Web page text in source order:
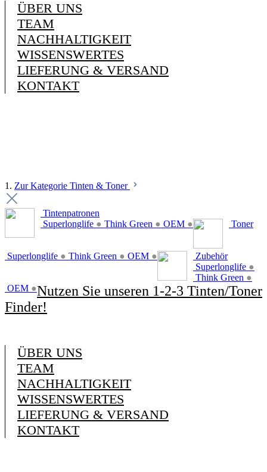
ÜBER UNS
TEAM
NACHHALTIGKEIT
WISSENSWERTES
LIEFERUNG & VERSAND
KONTAKT
1. Zur Kategorie Tinten & Toner
Tintenpatronen
Superlonglife ● Think Green ● OEM ● Toner
Superlonglife ● Think Green ● OEM ●
Zubehör
Superlonglife ●
Think Green ●
OEM ●Nutzen Sie unseren 1-2-3 Tinten/Toner
Finder!
ÜBER UNS
TEAM
NACHHALTIGKEIT
WISSENSWERTES
LIEFERUNG & VERSAND
KONTAKT